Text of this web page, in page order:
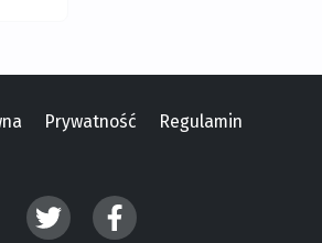
Prywatność Regulamin